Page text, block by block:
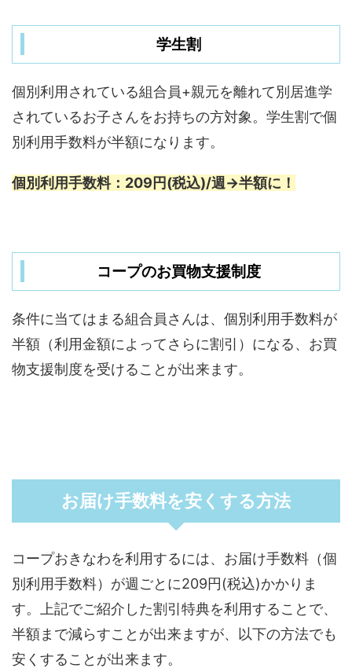
学生割
個別利用されている組合員+親元を離れて別居進学
されているお子さんをお持ちの方対象。学生割で個
別利用手数料が半額になります。
個別利用手数料：209円(税込)/週→半額に！
コープのお買物支援制度
条件に当てはまる組合員さんは、個別利用手数料が
半額（利用金額によってさらに割引）になる、お買
物支援制度を受けることが出来ます。
お届け手数料を安くする方法
コープおきなわを利用するには、お届け手数料（個
別利用手数料）が週ごとに209円(税込)かかりま
す。上記でご紹介した割引特典を利用することで、
半額まで減らすことが出来ますが、以下の方法でも
安くすることが出来ます。